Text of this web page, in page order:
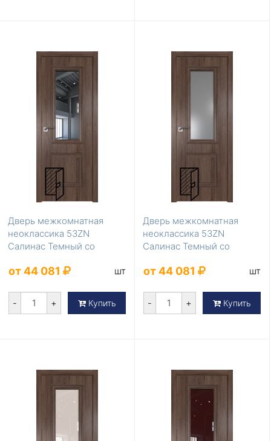
Дверь межкомнатная
неоклассика 53ZN
Салинас Темный со
от 44 081 шт
- + Купить
Дверь межкомнатная
неоклассика 53ZN
Салинас Темный со
от 44 081 шт
- + Купить